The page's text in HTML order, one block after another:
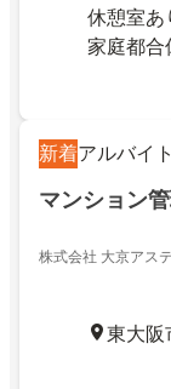
休憩室あ
家庭都合
新着アルバイ
マンション
株式会社 大京アス
東大阪